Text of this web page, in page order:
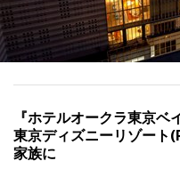
『ホテルオークラ東京ベ
東京ディズニーリゾート
家族に